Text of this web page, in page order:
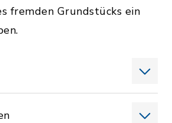
fremden Grundstücks ein